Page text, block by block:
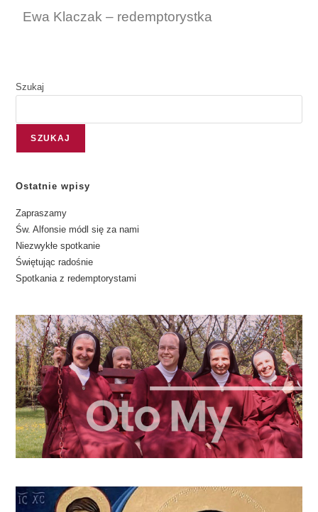
Ewa Klaczak – redemptorystka
Szukaj
SZUKAJ
Ostatnie wpisy
Zapraszamy
Św. Alfonsie módl się za nami
Niezwykłe spotkanie
Świętując radośnie
Spotkania z redemptorystami